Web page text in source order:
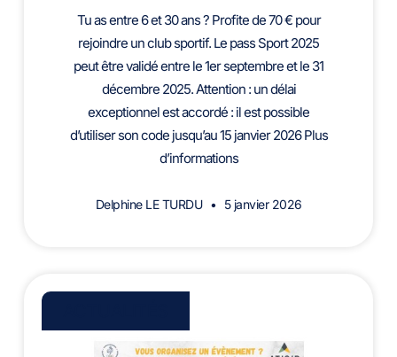
Tu as entre 6 et 30 ans ? Profite de 70 € pour
rejoindre un club sportif. Le pass Sport 2025
peut être validé entre le 1er septembre et le 31
décembre 2025. Attention : un délai
exceptionnel est accordé : il est possible
d’utiliser son code jusqu’au 15 janvier 2026 Plus
d’informations
Delphine LE TURDU 5 janvier 2026